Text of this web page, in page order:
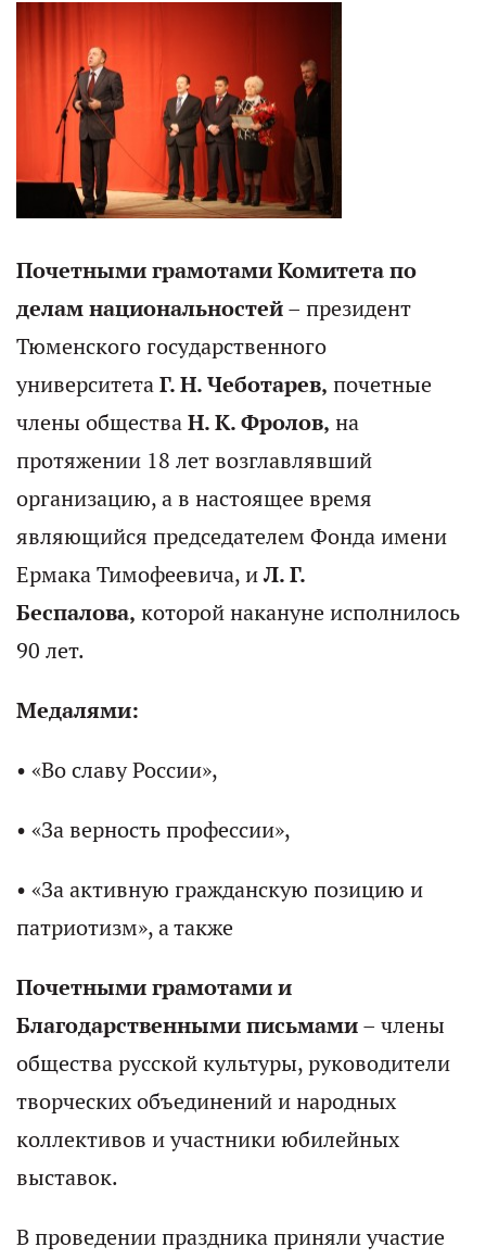
Почетными грамотами Комитета по
делам национальностей– президент
Тюменского государственного
университетаГ. Н. Чеботарев, почетные
члены обществаН. К. Фролов, на
протяжении 18 лет возглавлявший
организацию, а в настоящее время
являющийся председателем Фонда имени
Ермака Тимофеевича, иЛ. Г.
Беспалова, которой накануне исполнилось
90 лет.
Медалями:
• «Во славу России»,
• «За верность профессии»,
• «За активную гражданскую позицию и
патриотизм», а также
Почетными грамотами и
Благодарственными письмами– члены
общества русской культуры, руководители
творческих объединений и народных
коллективов и участники юбилейных
выставок.
В проведении праздника приняли участие